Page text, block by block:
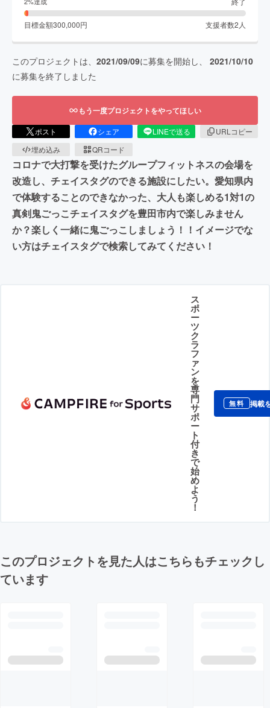
目標金額300,000円 支援者数2 人
このプロジェクトは、 2021/09/09に募集を開始し、 2021/10/10
に募集を終了しました
もう一度プロジェクトをやってほしい
ポスト シェア LINEで送る
URLコピー
埋め込み
QRコード
コロナで大打撃を受けたグループフィットネスの会場を
改造し、チェイスタグのできる施設にしたい。愛知県内
で体験することのできなかった、大人も楽しめる1対1の
真剣鬼ごっこチェイスタグを豊田市内で楽しみません
か？楽しく一緒に鬼ごっこしましょう！！イメージでな
い方はチェイスタグで検索してみてください！
ス
ポ
ー
ツ
ク
ラ
フ
ァ
ン
を
専
門
サ
ポ
ー
ト
付
き
で
始
め
よ
う
！
無料 掲載
このプロジェクトを見た人はこちらもチェックし
ています